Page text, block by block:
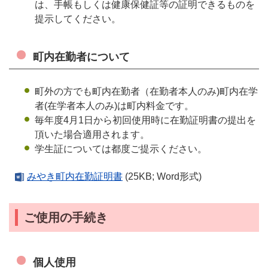
は、手帳もしくは健康保健証等の証明できるものを
提示してください。
町内在勤者について
町外の方でも町内在勤者（在勤者本人のみ)町内在学
者(在学者本人のみ)は町内料金です。
毎年度4月1日から初回使用時に在勤証明書の提出を
頂いた場合適用されます。
学生証については都度ご提示ください。
みやき町内在勤証明書 (25KB; Word形式)
ご使用の手続き
個人使用